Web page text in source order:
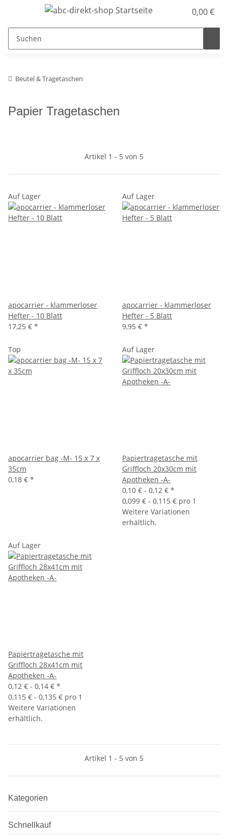
0,00 €
Beutel & Tragetaschen
Papier Tragetaschen
Artikel 1 - 5 von 5
Auf Lager
apocarrier - klammerloser
Hefter - 10 Blatt
17,25 € *
Auf Lager
apocarrier - klammerloser
Hefter - 5 Blatt
9,95 € *
Top
apocarrier bag -M- 15 x 7 x
35cm
0,18 € *
Auf Lager
Papiertragetasche mit
Griffloch 20x30cm mit
Apotheken -A-
0,10 € - 0,12 € *
0,099 € - 0,115 € pro 1
Weitere Variationen
erhältlich.
Auf Lager
Papiertragetasche mit
Griffloch 28x41cm mit
Apotheken -A-
0,12 € - 0,14 € *
0,115 € - 0,135 € pro 1
Weitere Variationen
erhältlich.
Artikel 1 - 5 von 5
Kategorien
Schnellkauf